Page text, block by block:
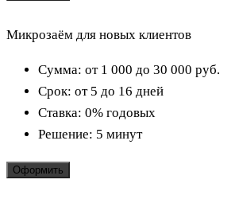
Микрозаём для новых клиентов
Сумма: от 1 000 до 30 000 руб.
Срок: от 5 до 16 дней
Ставка: 0% годовых
Решение: 5 минут
Оформить